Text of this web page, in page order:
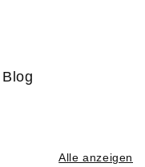
Alle anzeigen